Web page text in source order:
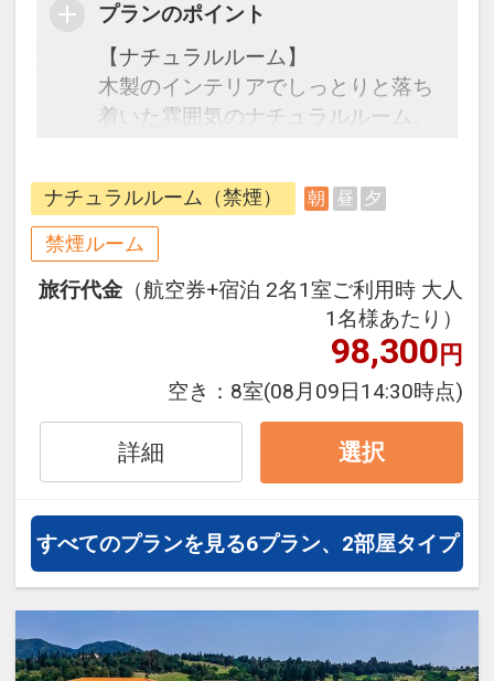
プランのポイント
【ナチュラルルーム】
木製のインテリアでしっとりと落ち
着いた雰囲気のナチュラルルーム。
ション済み。くつろぎと癒しの空間
でゆったりとお過ごしください。
●朝食●
和洋ブッフェ
会場 1Ｆオールデイダイニング
時間 7:00～10:00(L.O.9:30)
ナチュラルルーム（禁煙） 朝 昼 夕
禁煙ルーム
旅行代金 （航空券+宿泊 2名1室ご利用時 大人
1名様あたり）
98,300円
空き： 8室(08月09日14:30時点)
詳細 選択
すべてのプランを見る6プラン、2部屋タイプ